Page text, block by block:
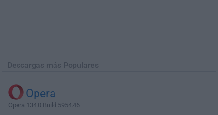
Descargas más Populares
Opera
Opera 134.0 Build 5954.46